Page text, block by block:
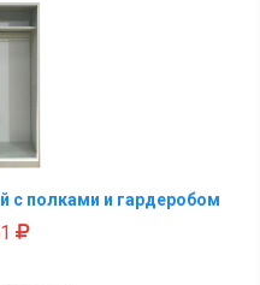
с полками и гардеробом